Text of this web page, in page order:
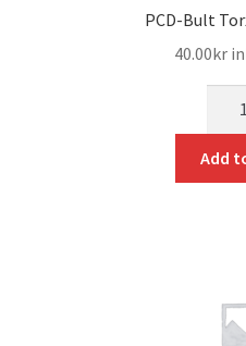
PCD-Bult
40.00kr
Add